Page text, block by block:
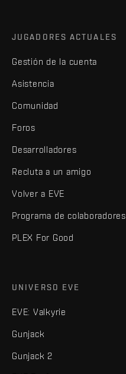
JUGADORES ACTUALES
Gestión de la cuenta
Asistencia
Comunidad
Foros
Desarrolladores
Recluta a un amigo
Volver a EVE
Programa de colaboradores
PLEX For Good
UNIVERSO EVE
EVE: Valkyrie
Gunjack
Gunjack 2